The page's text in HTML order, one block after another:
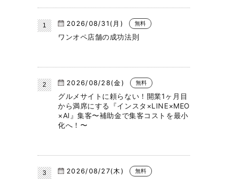
2026/08/31(月) 無料
ワンオペ店舗の成功法則
2026/08/28(金) 無料
グルメサイトに頼らない！開業1ヶ月目
から満席にする『インスタ×LINE×MEO
×AI』集客〜補助金で集客コストを最小
化へ！〜
2026/08/27(木) 無料